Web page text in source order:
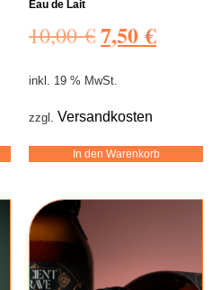
Eau de Lait
10,00€7,50€
inkl. 19 % MwSt.
zzgl. Versandkosten
In den Warenkorb